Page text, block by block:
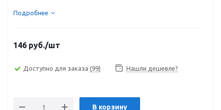
Подробнее
146 руб./шт
Доступно для заказа (99) Нашли дешевле?
В корзину